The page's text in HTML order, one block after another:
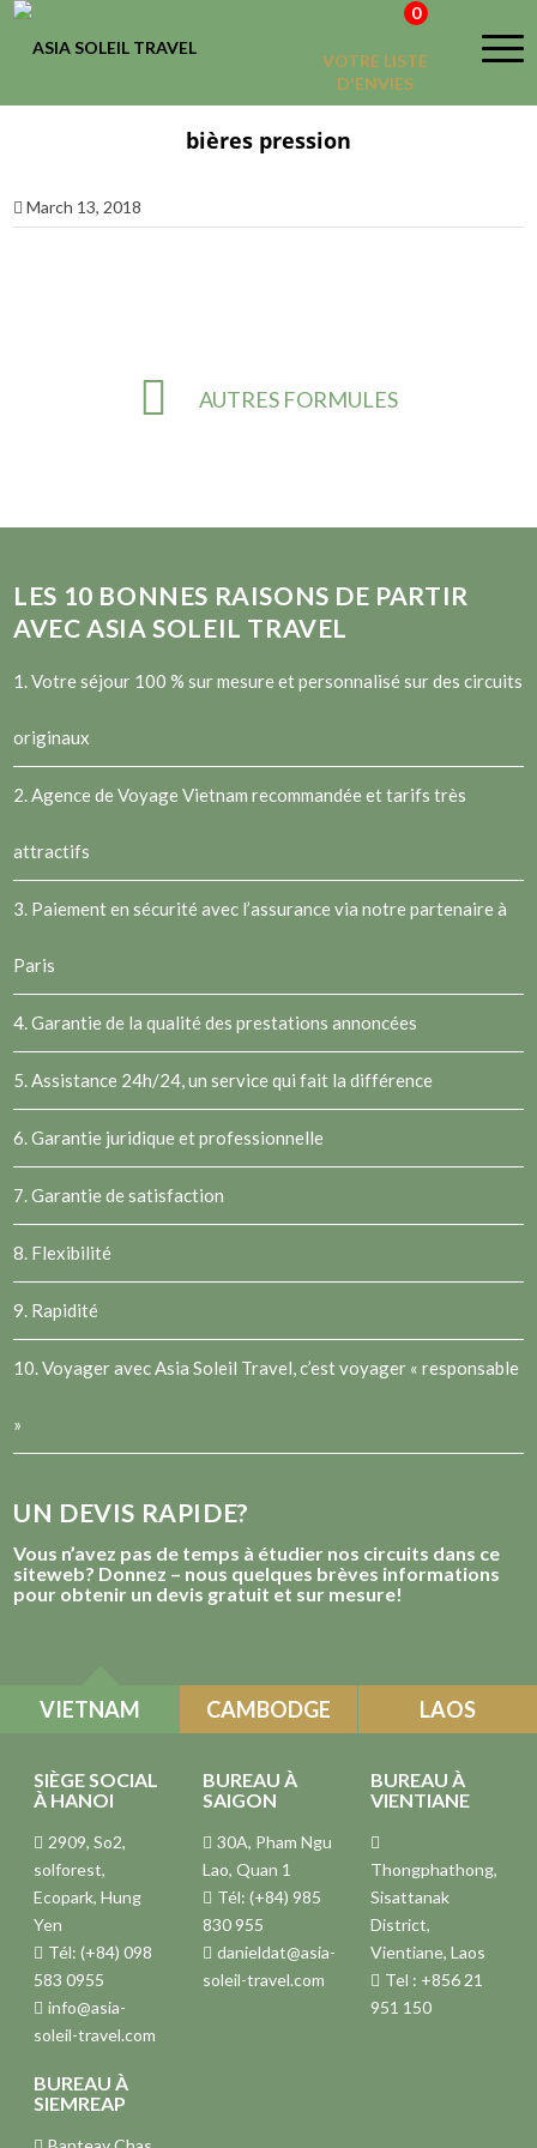
VOTRE LISTE
D'ENVIES
0
bières pression
March 13, 2018
AUTRES FORMULES
LES 10 BONNES RAISONS DE PARTIR
AVEC ASIA SOLEIL TRAVEL
1. Votre séjour 100 % sur mesure et personnalisé sur des circuits
originaux
2.Agence de Voyage Vietnam recommandée et tarifs très
attractifs
3. Paiement en sécurité avec l’assurance via notre partenaire à
Paris
4. Garantie de la qualité des prestations annoncées
5. Assistance 24h/24, un service qui fait la différence
6. Garantie juridique et professionnelle
7. Garantie de satisfaction
8. Flexibilité
9. Rapidité
10. Voyager avec Asia Soleil Travel, c’est voyager « responsable
»
UN DEVIS RAPIDE?
Vous n’avez pas de temps à étudier nos circuits dans ce
siteweb? Donnez – nous quelques brèves informations
pour obtenir un devis gratuit et sur mesure!
VIETNAM CAMBODGE LAOS
SIÈGE SOCIAL
À HANOI
2909, So2,
solforest,
Ecopark, Hung
Yen
Tél: (+84) 098
583 0955
info@asia-
soleil-travel.com
BUREAU À
SAIGON
30A, Pham Ngu
Lao, Quan 1
Tél: (+84) 985
830 955
danieldat@asia-
soleil-travel.com
BUREAU À
VIENTIANE
Thongphathong,
Sisattanak
District,
Vientiane, Laos
Tel : +856 21
951 150
BUREAU À
SIEMREAP